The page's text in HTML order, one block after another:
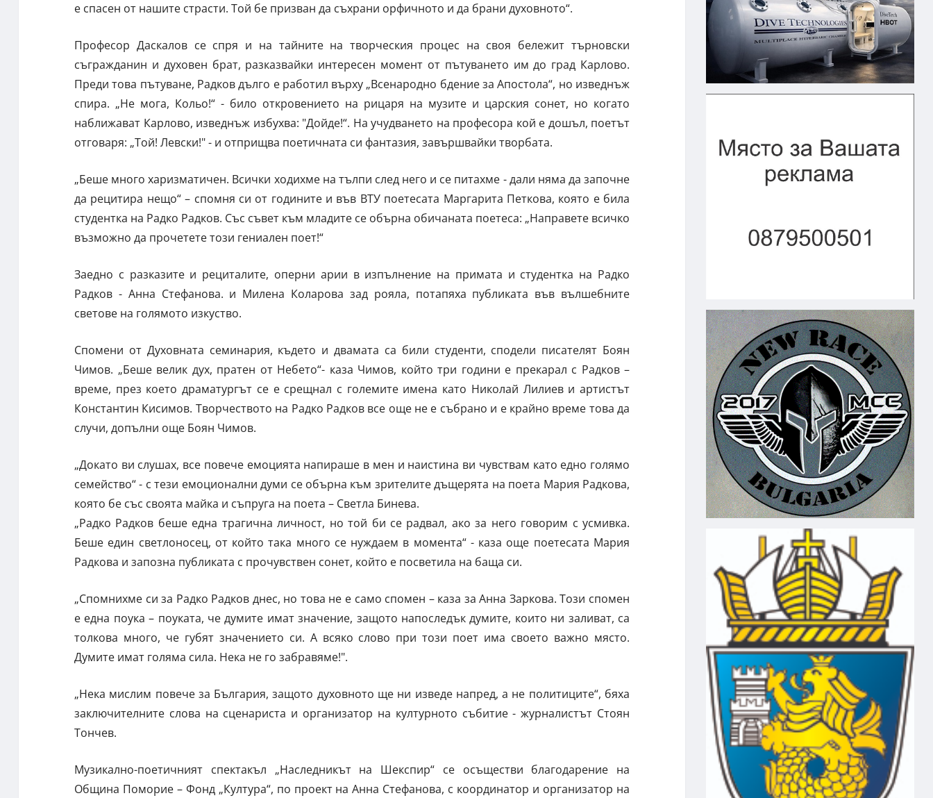
е спасен от нашите страсти. Той бе призван да съхрани орфичното и да брани духовното“.
Професор Даскалов се спря и на тайните на творческия процес на своя бележит търновски
съгражданин и духовен брат, разказвайки интересен момент от пътуването им до град Карлово.
Преди това пътуване, Радков дълго е работил върху „Всенародно бдение за Апостола“, но изведнъж
спира. „Не мога, Кольо!“ - било откровението на рицаря на музите и царския сонет, но когато
наближават Карлово, изведнъж избухва: "Дойде!“. На учудването на професора кой е дошъл, поетът
отговаря: „Той! Левски!" - и отприщва поетичната си фантазия, завършвайки творбата.
„Беше много харизматичен. Всички ходихме на тълпи след него и се питахме - дали няма да започне
да рецитира нещо“ – спомня си от годините и във ВТУ поетесата Маргарита Петкова, която е била
студентка на Радко Радков. Със съвет към младите се обърна обичаната поетеса: „Направете всичко
възможно да прочетете този гениален поет!“
Заедно с разказите и рециталите, оперни арии в изпълнение на примата и студентка на Радко
Радков - Анна Стефанова. и Милена Коларова зад рояла, потапяха публиката във вълшебните
светове на голямото изкуство.
Спомени от Духовната семинария, където и двамата са били студенти, сподели писателят Боян
Чимов. „Беше велик дух, пратен от Небето“- каза Чимов, който три години е прекарал с Радков –
време, през което драматургът се е срещнал с големите имена като Николай Лилиев и артистът
Константин Кисимов. Творчеството на Радко Радков все още не е събрано и е крайно време това да
случи, допълни още Боян Чимов.
„Докато ви слушах, все повече емоцията напираше в мен и наистина ви чувствам като едно голямо
семейство“ - с тези емоционални думи се обърна към зрителите дъщерята на поета Мария Радкова,
която бе със своята майка и съпруга на поета – Светла Бинева.
„Радко Радков беше една трагична личност, но той би се радвал, ако за него говорим с усмивка.
Беше един светлоносец, от който така много се нуждаем в момента“ - каза още поетесата Мария
Радкова и запозна публиката с прочувствен сонет, който е посветила на баща си.
„Спомнихме си за Радко Радков днес, но това не е само спомен – каза за Анна Заркова. Този спомен
е една поука – поуката, че думите имат значение, защото напоследък думите, които ни заливат, са
толкова много, че губят значението си. А всяко слово при този поет има своето важно място.
Думите имат голяма сила. Нека не го забравяме!".
„Нека мислим повече за България, защото духовното ще ни изведе напред, а не политиците“, бяха
заключителните слова на сценариста и организатор на културното събитие - журналистът Стоян
Тончев.
Музикално-поетичният спектакъл „Наследникът на Шекспир“ се осъществи благодарение на
Община Поморие – Фонд „Култура“, по проект на Анна Стефанова, с координатор и организатор на